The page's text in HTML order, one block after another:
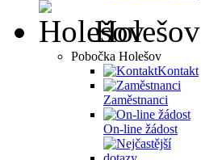
Holešov
Pobočka Holešov
Kontakt
Zaměstnanci
On-line žádost